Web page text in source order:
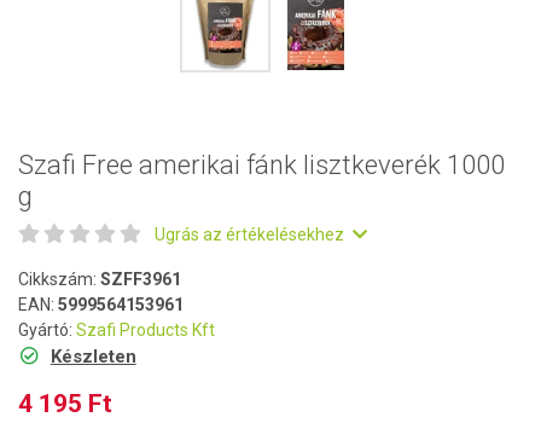
Szafi Free amerikai fánk lisztkeverék 1000
g
Ugrás az értékelésekhez
Cikkszám: SZFF3961
EAN: 5999564153961
Gyártó: Szafi Products Kft
Készleten
4 195 Ft